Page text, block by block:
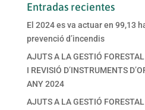
Entradas recientes
El 2024 es va actuar en 99,13
prevenció d’incendis
AJUTS A LA GESTIÓ
I REVISIÓ D’INSTRUMENTS
ANY 2024
AJUTS A LA GESTIÓ